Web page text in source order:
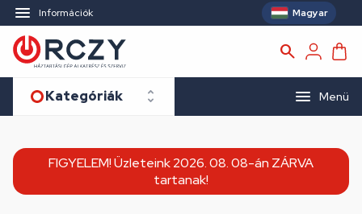
Információk Magyar
Kategóriák Menü
FIGYELEM! Üzleteink 2026. 08. 08-án ZÁRVA
tartanak!